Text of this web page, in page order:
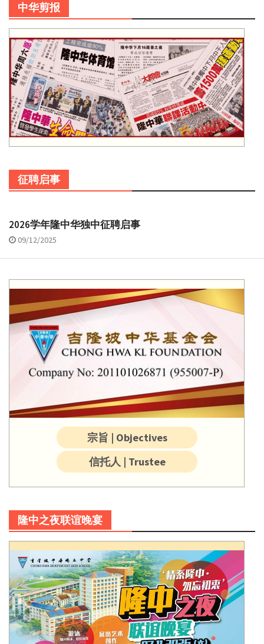
中华剪报
征聘启事
2026学年隆中华独中征聘启事
09/12/2025
宗旨 | Objectives
信托人 | Trustee
隆中之夜联谊晚宴